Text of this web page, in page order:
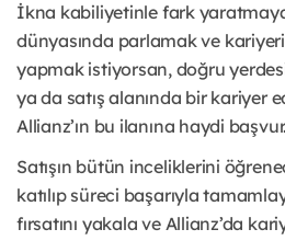
İkna kabiliyetinle fark yaratmaya
dünyasında parlamak ve
yapmak istiyorsan, doğru
ya da satış alanında bir kariyer
Allianz’ın bu ilanına haydi başvur.
Satışın bütün inceliklerini
katılıp süreci başarıyla
fırsatını yakala ve Allianz’da